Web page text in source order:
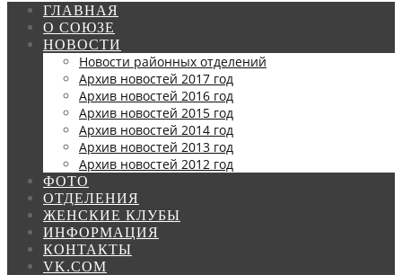
ГЛАВНАЯ
О СОЮЗЕ
НОВОСТИ
Новости районных отделений
Архив новостей 2017 год
Архив новостей 2016 год
Архив новостей 2015 год
Архив новостей 2014 год
Архив новостей 2013 год
Архив новостей 2012 год
ФОТО
ОТДЕЛЕНИЯ
ЖЕНСКИЕ КЛУБЫ
ИНФОРМАЦИЯ
КОНТАКТЫ
VK.COM